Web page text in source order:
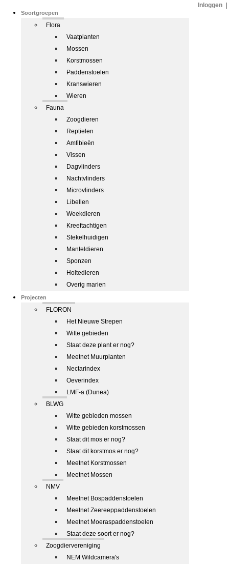
Soortgroepen
Flora
Vaatplanten
Mossen
Korstmossen
Paddenstoelen
Kranswieren
Wieren
Fauna
Zoogdieren
Reptielen
Amfibieën
Vissen
Dagvlinders
Nachtvlinders
Microvlinders
Libellen
Weekdieren
Kreeftachtigen
Stekelhuidigen
Manteldieren
Sponzen
Holtedieren
Overig marien
Projecten
FLORON
Het Nieuwe Strepen
Witte gebieden
Staat deze plant er nog?
Meetnet Muurplanten
Nectarindex
Oeverindex
LMF-a (Dunea)
BLWG
Witte gebieden mossen
Witte gebieden korstmossen
Staat dit mos er nog?
Staat dit korstmos er nog?
Meetnet Korstmossen
Meetnet Mossen
NMV
Meetnet Bospaddenstoelen
Meetnet Zeereeppaddenstoelen
Meetnet Moeraspaddenstoelen
Staat deze soort er nog?
Zoogdiervereniging
NEM Wildcamera's
Inloggen